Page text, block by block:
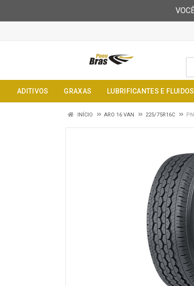
ADITIVOS GRAXAS LUBRIFICANTES E FLUIDOS
INÍCIO ARO 16 VAN 225/75R16C